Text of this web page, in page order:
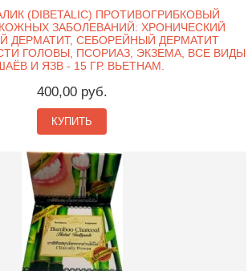
(DIBETALIC) ПРОТИВОГРИБКОВЫЙ
ЗАБОЛЕВАНИЙ: ХРОНИЧЕСКИЙ
ДЕРМАТИТ, СЕБОРЕЙНЫЙ ДЕРМАТИТ
ГОЛОВЫ, ПСОРИАЗ, ЭКЗЕМА, ВСЕ ВИДЫ
И ЯЗВ - 15 ГР. ВЬЕТНАМ.
400,00 руб.
КУПИТЬ